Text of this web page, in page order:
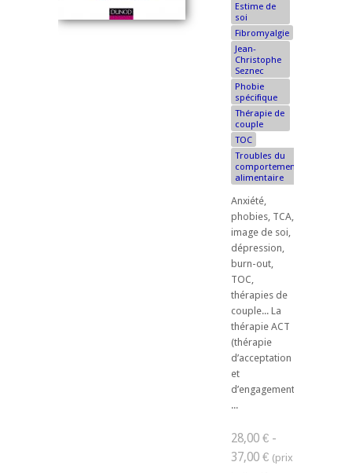
Estime de
soi
Fibromyalgie
Jean-
Christophe
Seznec
Phobie
spécifique
Thérapie de
couple
TOC
Troubles du
comportement
alimentaire
Anxiété,
phobies, TCA,
image de soi,
dépression,
burn-out,
TOC,
thérapies de
couple... La
thérapie ACT
(thérapie
d’acceptation
et
d’engagement)
...
28,00 € -
37,00 €